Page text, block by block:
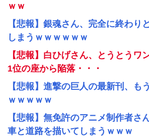
ｗｗ
【悲報】銀魂さん、完全に終わり
しまうｗｗｗｗｗｗ
【悲報】白ひげさん、とうとうワ
1位の座から陥落・・・
【悲報】進撃の巨人の最新刊、も
ｗｗｗｗｗ
【悲報】無免許のアニメ制作者さ
車と道路を描いてしまうｗｗｗ